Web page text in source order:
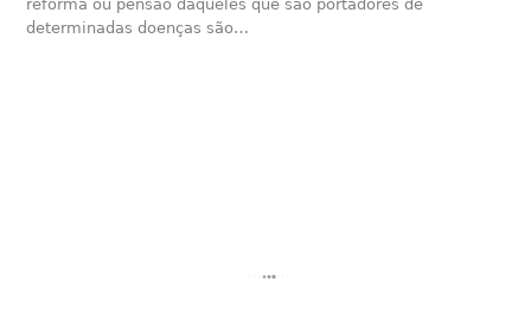
reforma ou pensão daqueles que são portadores de
determinadas doenças são…